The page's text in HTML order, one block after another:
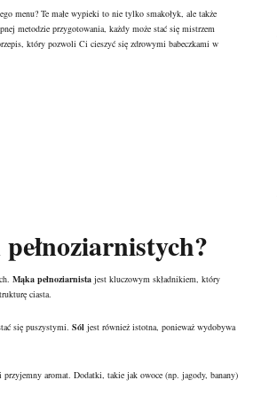
menu? Te małe wypieki to nie tylko smakołyk, ale także
metodzie przygotowania, każdy może stać się mistrzem
który pozwoli Ci cieszyć się zdrowymi babeczkami w
Mąka pełnoziarnista jest kluczowym składnikiem, który
ciasta.
się puszystymi. Sól jest również istotna, ponieważ wydobywa
przyjemny aromat. Dodatki, takie jak owoce (np. jagody, banany)